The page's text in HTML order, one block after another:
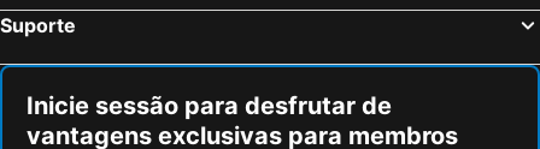
Suporte
Inicie sessão para desfrutar de
vantagens exclusivas para membros